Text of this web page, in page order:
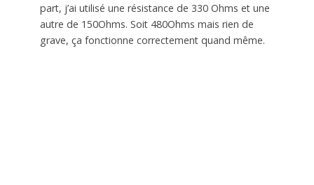
part, j’ai utilisé une résistance de 330 Ohms et une
autre de 150Ohms. Soit 480Ohms mais rien de
grave, ça fonctionne correctement quand même.